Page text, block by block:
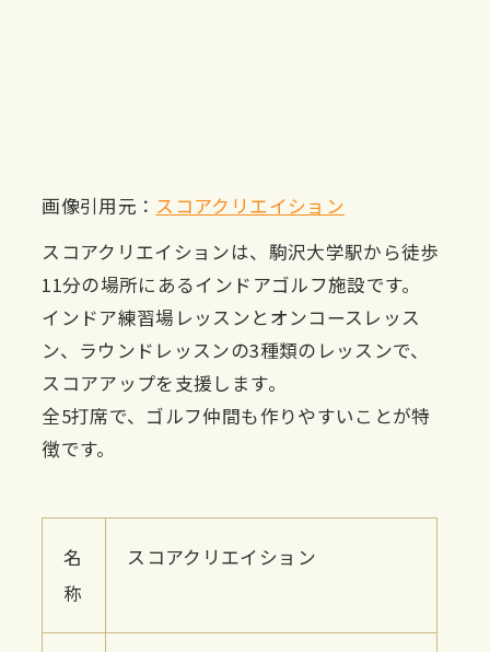
画像引用元： スコアクリエイション
スコアクリエイションは、駒沢大学駅から徒歩
11分の場所にあるインドアゴルフ施設です。
インドア練習場レッスンとオンコースレッス
ン、ラウンドレッスンの3種類のレッスンで、
スコアアップを支援します。
全5打席で、ゴルフ仲間も作りやすいことが特
徴です。
名
称
スコアクリエイション